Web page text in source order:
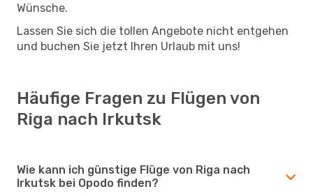
Wünsche.
Lassen Sie sich die tollen Angebote nicht entgehen
und buchen Sie jetzt Ihren Urlaub mit uns!
Häufige Fragen zu Flügen von
Riga nach Irkutsk
Wie kann ich günstige Flüge von Riga nach
Irkutsk bei Opodo finden?